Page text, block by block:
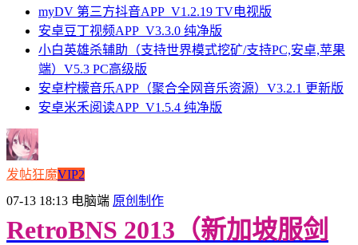
myDV 第三方抖音APP_V1.2.19 TV电视版
安卓豆丁视频APP_V3.3.0 纯净版
小白英雄杀辅助（支持世界模式挖矿/支持PC,安卓,苹果
端）V5.3 PC高级版
安卓柠檬音乐APP（聚合全网音乐资源）V3.2.1 更新版
安卓米禾阅读APP_V1.5.4 纯净版
发帖狂魔VIP2
07-13 18:13 电脑端 原创制作
RetroBNS 2013（新加坡服剑